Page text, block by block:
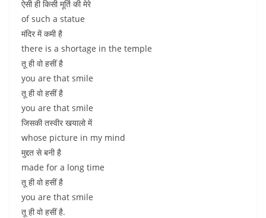
ऐसी ही किसी मूर्ति की मेरे
of such a statue
मंदिर में कमी है
there is a shortage in the temple
तू ही वो हसीं है
you are that smile
तू ही वो हसीं है
you are that smile
जिसकी तस्वीर खयालो में
whose picture in my mind
मुद्दत से बनी है
made for a long time
तू ही वो हसीं है
you are that smile
तू ही वो हसीं है.